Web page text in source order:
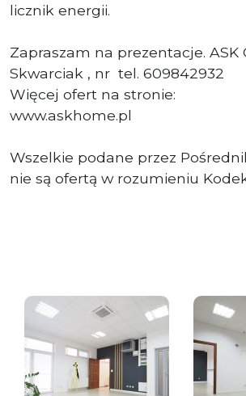
licznik energii.
Zapraszam na prezentacje. ASK
Skwarciak , nr tel. 609842932
Więcej ofert na stronie:
www.askhome.pl
Wszelkie podane przez
nie są ofertą w rozumieniu